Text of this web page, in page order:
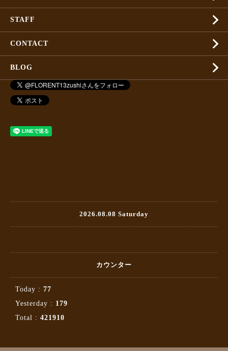
STAFF
CONTACT
BLOG
2026.08.08 Saturday
カウンター
Today : 77
Yesterday : 179
Total : 421910